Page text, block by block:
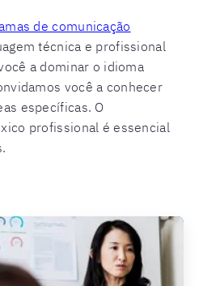
de comunicação
técnica e profissional
a dominar o idioma
você a conhecer
específicas. O
profissional é essencial